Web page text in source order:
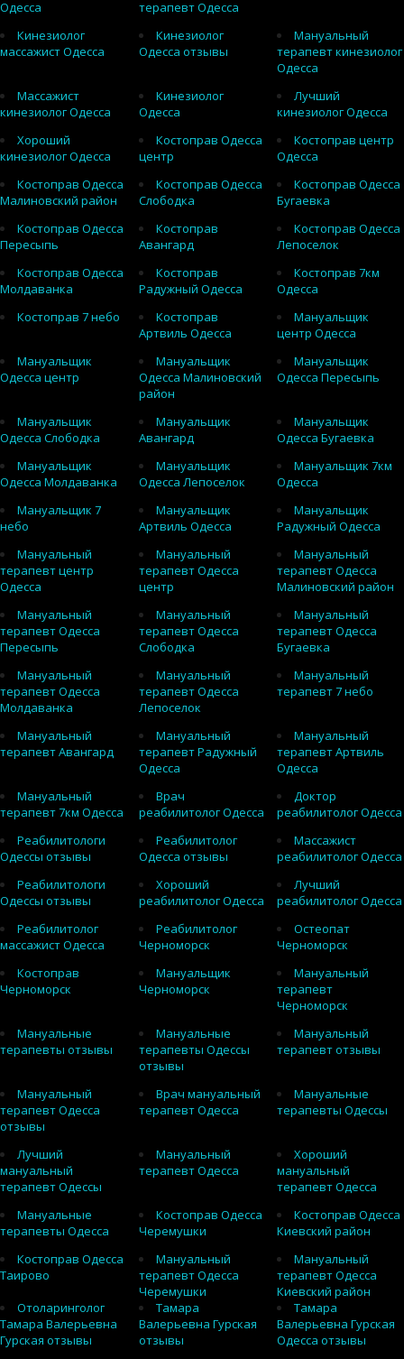
Одесса
терапевт Одесса
Кинезиолог
массажист Одесса
Кинезиолог
Одесса отзывы
Мануальный
терапевт кинезиолог
Одесса
Массажист
кинезиолог Одесса
Кинезиолог
Одесса
Лучший
кинезиолог Одесса
Хороший
кинезиолог Одесса
Костоправ Одесса
центр
Костоправ центр
Одесса
Костоправ Одесса
Малиновский район
Костоправ Одесса
Слободка
Костоправ Одесса
Бугаевка
Костоправ Одесса
Пересыпь
Костоправ
Авангард
Костоправ Одесса
Лепоселок
Костоправ Одесса
Молдаванка
Костоправ
Радужный Одесса
Костоправ 7км
Одесса
Костоправ 7 небо
Костоправ
Артвиль Одесса
Мануальщик
центр Одесса
Мануальщик
Одесса центр
Мануальщик
Одесса Малиновский
район
Мануальщик
Одесса Пересыпь
Мануальщик
Одесса Слободка
Мануальщик
Авангард
Мануальщик
Одесса Бугаевка
Мануальщик
Одесса Молдаванка
Мануальщик
Одесса Лепоселок
Мануальщик 7км
Одесса
Мануальщик 7
небо
Мануальщик
Артвиль Одесса
Мануальщик
Радужный Одесса
Мануальный
терапевт центр
Одесса
Мануальный
терапевт Одесса
центр
Мануальный
терапевт Одесса
Малиновский район
Мануальный
терапевт Одесса
Пересыпь
Мануальный
терапевт Одесса
Слободка
Мануальный
терапевт Одесса
Бугаевка
Мануальный
терапевт Одесса
Молдаванка
Мануальный
терапевт Одесса
Лепоселок
Мануальный
терапевт 7 небо
Мануальный
терапевт Авангард
Мануальный
терапевт Радужный
Одесса
Мануальный
терапевт Артвиль
Одесса
Мануальный
терапевт 7км Одесса
Врач
реабилитолог Одесса
Доктор
реабилитолог Одесса
Реабилитологи
Одессы отзывы
Реабилитолог
Одесса отзывы
Массажист
реабилитолог Одесса
Реабилитологи
Одессы отзывы
Хороший
реабилитолог Одесса
Лучший
реабилитолог Одесса
Реабилитолог
массажист Одесса
Реабилитолог
Черноморск
Остеопат
Черноморск
Костоправ
Черноморск
Мануальщик
Черноморск
Мануальный
терапевт
Черноморск
Мануальные
терапевты отзывы
Мануальные
терапевты Одессы
отзывы
Мануальный
терапевт отзывы
Мануальный
терапевт Одесса
отзывы
Врач мануальный
терапевт Одесса
Мануальные
терапевты Одессы
Лучший
мануальный
терапевт Одессы
Мануальный
терапевт Одесса
Хороший
мануальный
терапевт Одесса
Мануальные
терапевты Одесса
Костоправ Одесса
Черемушки
Костоправ Одесса
Киевский район
Костоправ Одесса
Таирово
Мануальный
терапевт Одесса
Черемушки
Мануальный
терапевт Одесса
Киевский район
Отоларинголог
Тамара Валерьевна
Гурская отзывы
Тамара
Валерьевна Гурская
отзывы
Тамара
Валерьевна Гурская
Одесса отзывы